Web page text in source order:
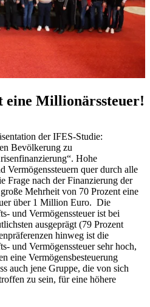
eine Millionärssteuer!
der IFES-Studie:
Bevölkerung zu
Hohe
Vermögenssteuern quer durch alle
Frage nach der Finanzierung der
Mehrheit von 70 Prozent eine
über 1 Million Euro. Die
und Vermögenssteuer ist bei
ausgeprägt (79 Prozent
hinweg ist die
und Vermögenssteuer sehr hoch,
eine Vermögensbesteuerung
auch jene Gruppe, die von sich
zu sein, für eine höhere